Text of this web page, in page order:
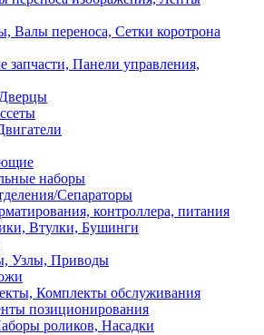
Валы переноса, Сетки коротрона
запчасти, Панели управления,
наборы
Сепараторы
контроллера, питания
Втулки, Бушинги
Узлы, Приводы
Комплекты обслуживания
позиционирования
роликов, Насадки